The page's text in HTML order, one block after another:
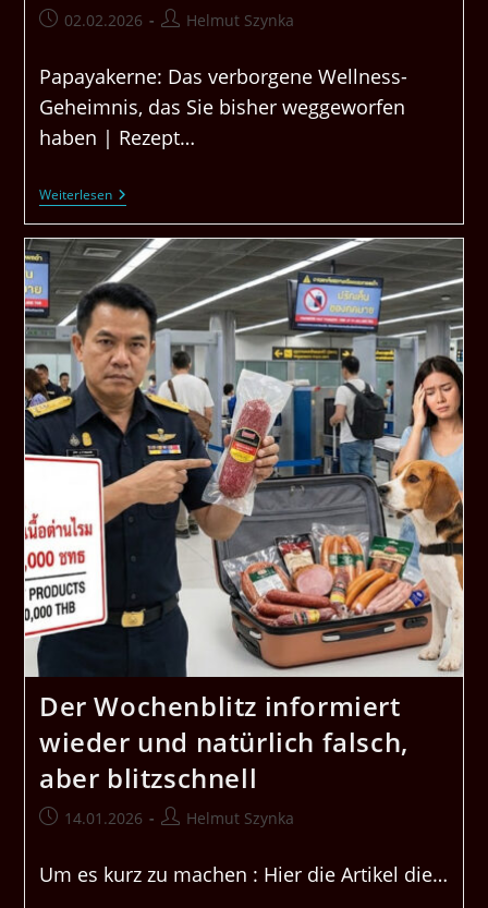
Beitrag02.02.2026
Beitrags-
Helmut Szynka
Papayakerne: Das verborgene Wellness-
Geheimnis, das Sie bisher weggeworfen
haben | Rezept…
WeiterlesenPapaya
Kerne
Können
Genutzt
Werden
Und
Sind
Gesund
Der Wochenblitz informiert
wieder und natürlich falsch,
aber blitzschnell
Beitrag14.01.2026
Beitrags-
Helmut Szynka
Um es kurz zu machen : Hier die Artikel die…